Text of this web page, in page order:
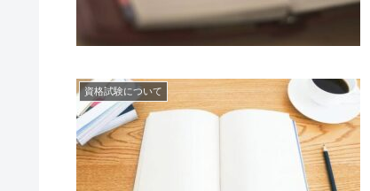
資格試験について